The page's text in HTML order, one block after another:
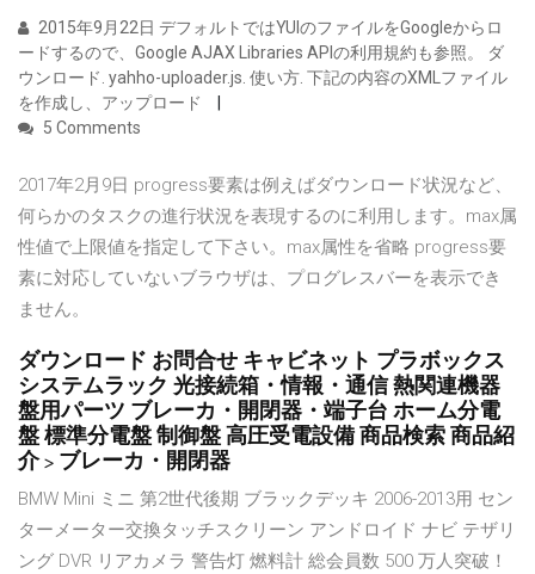
2015年9月22日 デフォルトではYUIのファイルをGoogleからロ
ードするので、Google AJAX Libraries APIの利用規約も参照。 ダ
ウンロード. yahho-uploader.js. 使い方. 下記の内容のXMLファイル
を作成し、アップロード
5 Comments
2017年2月9日 progress要素は例えばダウンロード状況など、
何らかのタスクの進行状況を表現するのに利用します。max属
性値で上限値を指定して下さい。max属性を省略 progress要
素に対応していないブラウザは、プログレスバーを表示でき
ません。
ダウンロード お問合せ キャビネット プラボックス
システムラック 光接続箱・情報・通信 熱関連機器
盤用パーツ ブレーカ・開閉器・端子台 ホーム分電
盤 標準分電盤 制御盤 高圧受電設備 商品検索 商品紹
介 > ブレーカ・開閉器
BMW Mini ミニ 第2世代後期 ブラックデッキ 2006-2013用 セン
ターメーター交換タッチスクリーン アンドロイド ナビ テザリ
ング DVR リアカメラ 警告灯 燃料計 総会員数 500 万人突破！